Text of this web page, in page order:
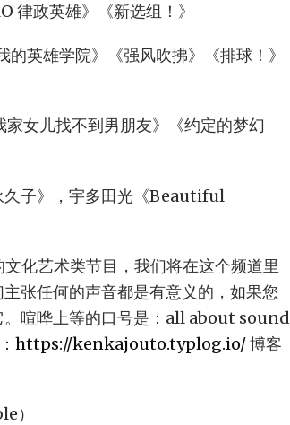
律政英雄》《新选组！》
英雄学院》《强风吹拂》《排球！》
女儿找不到男朋友》《约定的梦幻
久子》，宇多田光《Beautiful
化艺术类节目，我们将在这个频道里
张任何的声音都是有意义的，如果您
。喧哗上等的口号是：all about sound
https://kenkajouto.typlog.io/博客
）